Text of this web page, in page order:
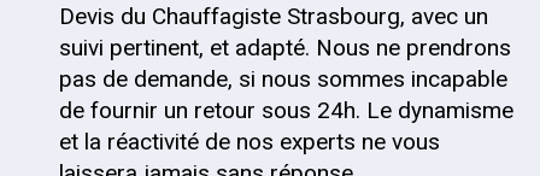
Devis du Chauffagiste Strasbourg, avec un
suivi pertinent, et adapté. Nous ne prendrons
pas de demande, si nous sommes incapable
de fournir un retour sous 24h. Le dynamisme
et la réactivité de nos experts ne vous